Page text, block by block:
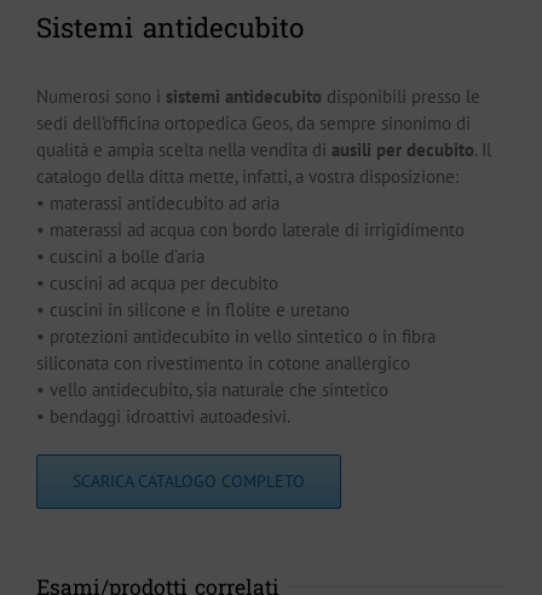
Sistemi antidecubito
Numerosi sono i sistemi antidecubito disponibili presso le
sedi dell’officina ortopedica Geos, da sempre sinonimo di
qualità e ampia scelta nella vendita di ausili per decubito. Il
catalogo della ditta mette, infatti, a vostra disposizione:
• materassi antidecubito ad aria
• materassi ad acqua con bordo laterale di irrigidimento
• cuscini a bolle d’aria
• cuscini ad acqua per decubito
• cuscini in silicone e in flolite e uretano
• protezioni antidecubito in vello sintetico o in fibra
siliconata con rivestimento in cotone anallergico
• vello antidecubito, sia naturale che sintetico
• bendaggi idroattivi autoadesivi.
SCARICA CATALOGO COMPLETO